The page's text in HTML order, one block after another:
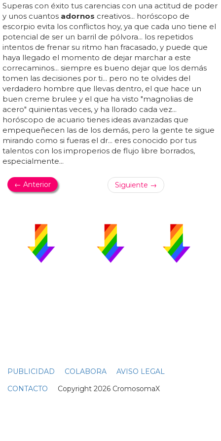
Superas con éxito tus carencias con una actitud de poder
y unos cuantos adornos creativos... horóscopo de
escorpio evita los conflictos hoy, ya que cada uno tiene el
potencial de ser un barril de pólvora... los repetidos
intentos de frenar su ritmo han fracasado, y puede que
haya llegado el momento de dejar marchar a este
correcaminos... siempre es bueno dejar que los demás
tomen las decisiones por ti... pero no te olvides del
verdadero hombre que llevas dentro, el que hace un
buen creme brulee y el que ha visto "magnolias de
acero" quinientas veces, y ha llorado cada vez...
horóscopo de acuario tienes ideas avanzadas que
empequeñecen las de los demás, pero la gente te sigue
mirando como si fueras el dr... eres conocido por tus
talentos con los improperios de flujo libre borrados,
especialmente...
← Anterior Siguiente →
PUBLICIDAD COLABORA
AVISO LEGAL
CONTACTO Copyright 2026 CromosomaX